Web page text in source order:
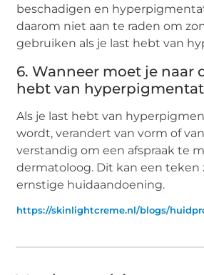
beschadigen en
daarom niet aan te raden om
gebruiken als je last hebt van
6. Wanneer moet je naar
hebt van
Als je last hebt van
wordt, verandert van vorm of
verstandig om een afspraak te
dermatoloog. Dit kan een teken
ernstige huidaandoening.
https://skinlightcreme.nl/blogs/